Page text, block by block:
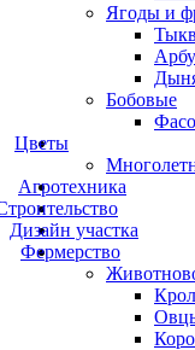
Ягоды и
Бобовые
Цветы
Агротехника
Дизайн участка
Фермерство